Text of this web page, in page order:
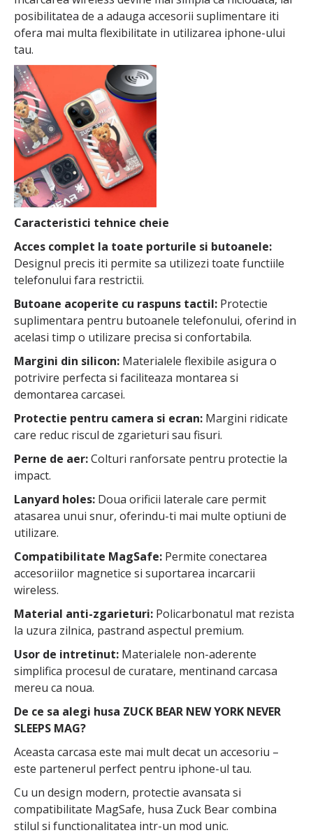
posibilitatea de a adauga accesorii suplimentare iti
ofera mai multa flexibilitate in utilizarea iphone-ului
tau.
Caracteristici tehnice cheie
Acces complet la toate porturile si butoanele:
Designul precis iti permite sa utilizezi toate functiile
telefonului fara restrictii.
Butoane acoperite cu raspuns tactil: Protectie
suplimentara pentru butoanele telefonului, oferind in
acelasi timp o utilizare precisa si confortabila.
Margini din silicon: Materialele flexibile asigura o
potrivire perfecta si faciliteaza montarea si
demontarea carcasei.
Protectie pentru camera si ecran: Margini ridicate
care reduc riscul de zgarieturi sau fisuri.
Perne de aer:Colturi ranforsate pentru protectie la
impact.
Lanyard holes: Doua orificii laterale care permit
atasarea unui snur, oferindu-ti mai multe optiuni de
utilizare.
Compatibilitate MagSafe: Permite conectarea
accesoriilor magnetice si suportarea incarcarii
wireless.
Material anti-zgarieturi: Policarbonatul mat rezista
la uzura zilnica, pastrand aspectul premium.
Usor de intretinut: Materialele non-aderente
simplifica procesul de curatare, mentinand carcasa
mereu ca noua.
De ce sa alegi husa ZUCK BEAR NEW YORK NEVER
SLEEPS MAG?
Aceasta carcasa este mai mult decat un accesoriu –
este partenerul perfect pentru iphone-ul tau.
Cu un design modern, protectie avansata si
compatibilitate MagSafe, husa Zuck Bear combina
stilul si functionalitatea intr-un mod unic.